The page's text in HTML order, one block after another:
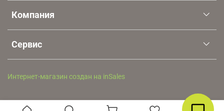
Компания
Сервис
Интернет-магазин создан на inSales